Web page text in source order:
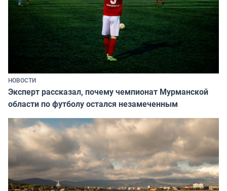
НОВОСТИ
Эксперт рассказал, почему чемпионат Мурманской
области по футболу остался незамеченным